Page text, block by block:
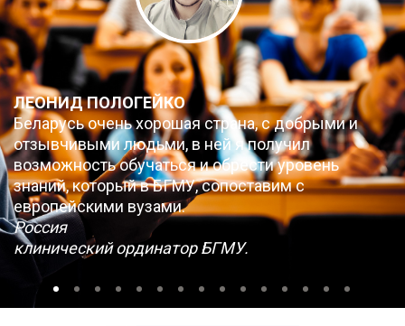
ЛЕОНИД ПОЛОГЕЙКО
Беларусь очень хорошая страна, с добрыми и
отзывчивыми людьми, в ней я получил
возможность обучаться и обрести уровень
знаний, который в БГМУ, сопоставим с
европейскими вузами.
Россия
клинический ординатор БГМУ.